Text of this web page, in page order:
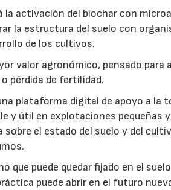
la activación del biochar con
la estructura del suelo con
de los cultivos.
valor agronómico, pensado
pérdida de fertilidad.
plataforma digital de apoyo a la
y útil en explotaciones pequeñas
el estado del suelo y del
que puede quedar fijado en el
puede abrir en el futuro